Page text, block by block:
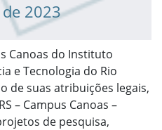
2023
Canoas do Instituto
e Tecnologia do Rio
de suas atribuições legais,
– Campus Canoas –
de pesquisa,